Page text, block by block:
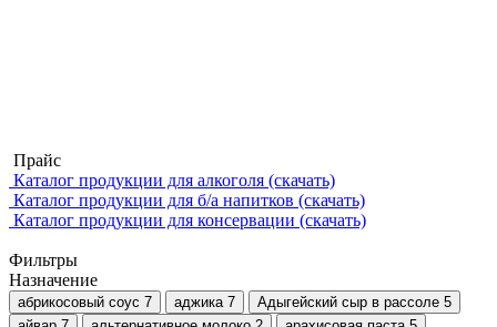
Прайс
Каталог продукции для алкоголя (скачать)
Каталог продукции для б/а напитков (скачать)
Каталог продукции для консервации (скачать)
Фильтры
Назначение
абрикосовый соус 7 аджика 7 Адыгейский сыр в рассоле 5